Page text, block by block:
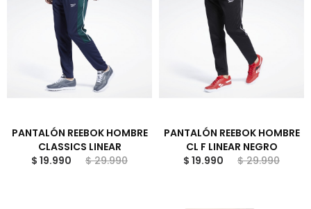
PANTALÓN REEBOK HOMBRE
CLASSICS LINEAR
$ 19.990
$ 29.990
PANTALÓN REEBOK HOMBRE
CL F LINEAR NEGRO
$ 19.990
$ 29.990